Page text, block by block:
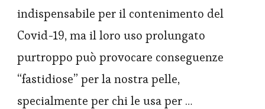
indispensabile per il contenimento del
Covid-19, ma il loro uso prolungato
purtroppo può provocare conseguenze
“fastidiose” per la nostra pelle,
specialmente per chi le usa per …